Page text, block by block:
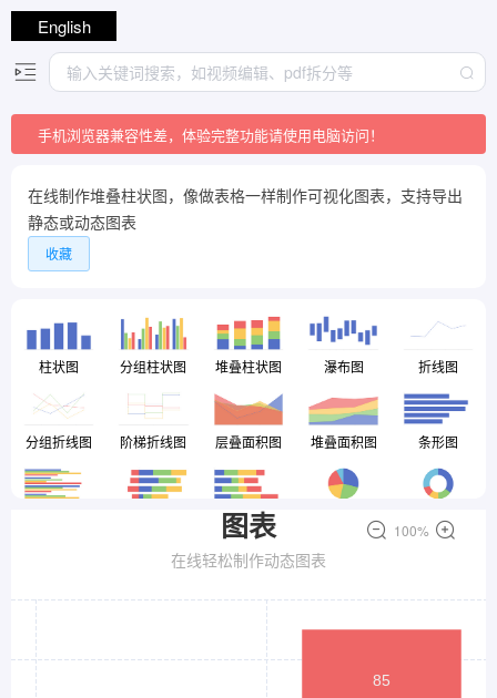
English
手机浏览器兼容性差，体验完整功能请使用电脑访问！
在线制作堆叠柱状图，像做表格一样制作可视化图表，支持导出
静态或动态图表
收藏
柱状图 分组柱状图 堆叠柱状图 瀑布图 折线图
分组折线图 阶梯折线图 层叠面积图 堆叠面积图 条形图
堆叠条形图 环形图
100%